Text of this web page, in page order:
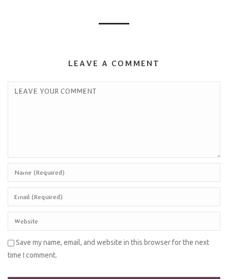
LEAVE A COMMENT
Save my name, email, and website in this browser for the next
time I comment.